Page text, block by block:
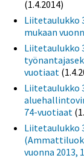
(1.4.2014)
Liitetaulukko
mukaan
Liitetaulukko
vuotiaat
Liitetaulukko
74-vuotiaat
Liitetaulukko
vuonna 2013,